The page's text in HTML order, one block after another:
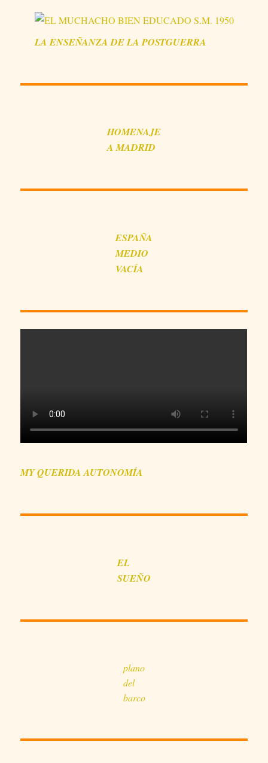
LAENSEÑANZADE LA POSTGUERRA
HOMENAJE
A MADRID
ESPAÑA
MEDIO
VACÍA
MY QUERIDA AUTONOMÍA
EL
SUEÑO
plano
del
barco